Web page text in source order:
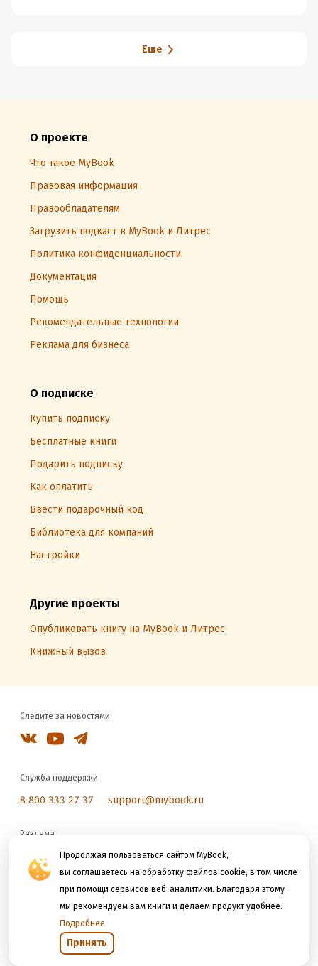
Продолжая пользоваться сайтом MyBook,
вы соглашаетесь на обработку файлов cookie, в том числе
при помощи сервисов веб-аналитики. Благодаря этому
мы рекомендуем вам книги и делаем продукт удобнее.
Подробнее
Принять
Еще
О проекте
Что такое MyBook
Правовая информация
Правообладателям
Загрузить подкаст в MyBook и Литрес
Политика конфиденциальности
Документация
Помощь
Рекомендательные технологии
Реклама для бизнеса
О подписке
Купить подписку
Бесплатные книги
Подарить подписку
Как оплатить
Ввести подарочный код
Библиотека для компаний
Настройки
Другие проекты
Опубликовать книгу на MyBook и Литрес
Книжный вызов
Следите за новостями
Служба поддержки
8 800 333 27 37 support@mybook.ru
Реклама
reklama@litres.ru
Мы принимаем к оплате
Открыть в приложении